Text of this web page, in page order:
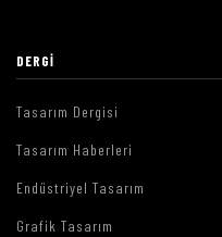
DERGI
Tasarım Dergisi
Tasarım Haberleri
Endüstriyel Tasarım
Grafik Tasarım